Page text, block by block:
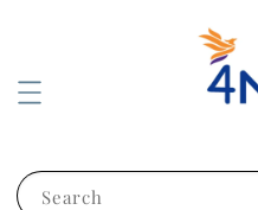
Search